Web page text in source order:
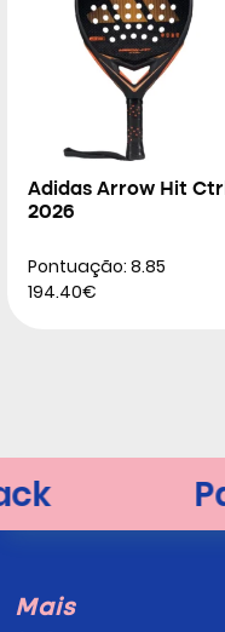
Adidas Arrow Hit Ctrl
2026
Pontuação: 8.85
194.40€
Mais